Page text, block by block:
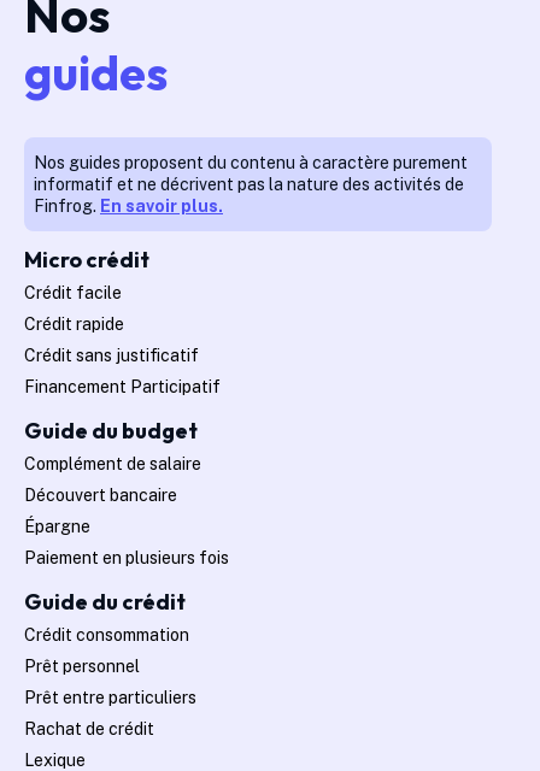
Nos
guides
Nos guides proposent du contenu à caractère purement
informatif et ne décrivent pas la nature des activités de
Finfrog. En savoir plus.
Micro crédit
Crédit facile
Crédit rapide
Crédit sans justificatif
Financement Participatif
Guide du budget
Complément de salaire
Découvert bancaire
Épargne
Paiement en plusieurs fois
Guide du crédit
Crédit consommation
Prêt personnel
Prêt entre particuliers
Rachat de crédit
Lexique